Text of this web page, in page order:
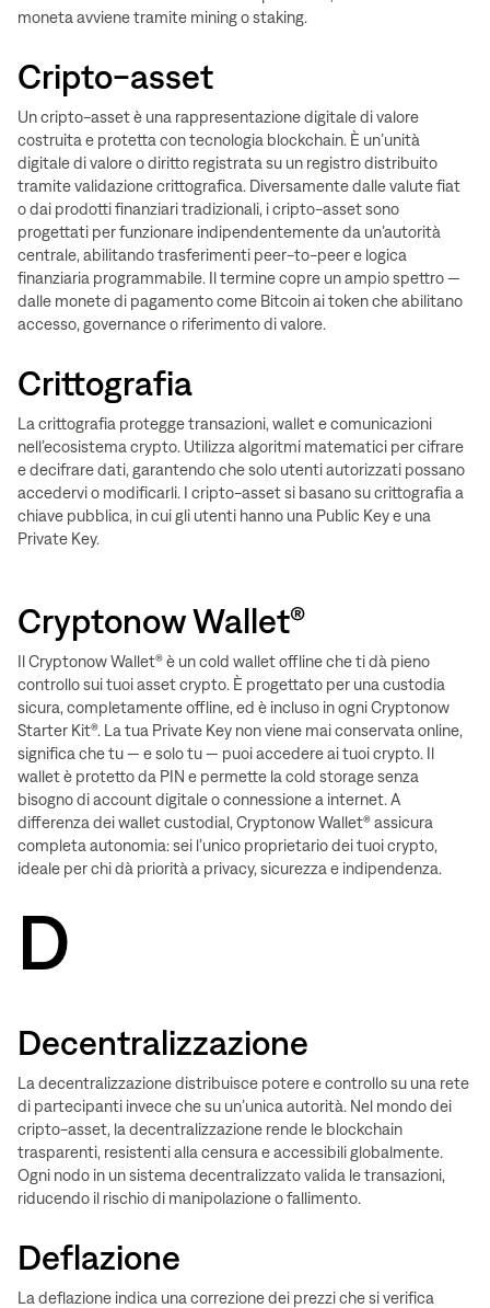
moneta avviene tramite mining o staking.
Cripto-asset
Un cripto-asset è una rappresentazione digitale di valore
costruita e protetta con tecnologia blockchain. È un’unità
digitale di valore o diritto registrata su un registro distribuito
tramite validazione crittografica. Diversamente dalle valute fiat
o dai prodotti finanziari tradizionali, i cripto-asset sono
progettati per funzionare indipendentemente da un’autorità
centrale, abilitando trasferimenti peer-to-peer e logica
finanziaria programmabile. Il termine copre un ampio spettro —
dalle monete di pagamento come Bitcoin ai token che abilitano
accesso, governance o riferimento di valore.
Crittografia
La crittografia protegge transazioni, wallet e comunicazioni
nell’ecosistema crypto. Utilizza algoritmi matematici per cifrare
e decifrare dati, garantendo che solo utenti autorizzati possano
accedervi o modificarli. I cripto-asset si basano su crittografia a
chiave pubblica, in cui gli utenti hanno una Public Key e una
Private Key.
Cryptonow Wallet®
Il Cryptonow Wallet® è un cold wallet offline che ti dà pieno
controllo sui tuoi asset crypto. È progettato per una custodia
sicura, completamente offline, ed è incluso in ogni Cryptonow
Starter Kit®. La tua Private Key non viene mai conservata online,
significa che tu — e solo tu — puoi accedere ai tuoi crypto. Il
wallet è protetto da PIN e permette la cold storage senza
bisogno di account digitale o connessione a internet. A
differenza dei wallet custodial, Cryptonow Wallet® assicura
completa autonomia: sei l’unico proprietario dei tuoi crypto,
ideale per chi dà priorità a privacy, sicurezza e indipendenza.
D
Decentralizzazione
La decentralizzazione distribuisce potere e controllo su una rete
di partecipanti invece che su un’unica autorità. Nel mondo dei
cripto-asset, la decentralizzazione rende le blockchain
trasparenti, resistenti alla censura e accessibili globalmente.
Ogni nodo in un sistema decentralizzato valida le transazioni,
riducendo il rischio di manipolazione o fallimento.
Deflazione
La deflazione indica una correzione dei prezzi che si verifica